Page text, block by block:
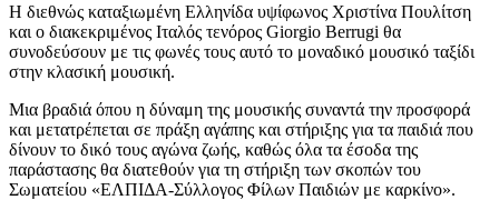
Η διεθνώς καταξιωμένη Ελληνίδα υψίφωνος Χριστίνα Πουλίτση
και ο διακεκριμένος Ιταλός τενόρος Giorgio Berrugi θα
συνοδεύσουν με τις φωνές τους αυτό το μοναδικό μουσικό ταξίδι
στην κλασική μουσική.
Μια βραδιά όπου η δύναμη της μουσικής συναντά την προσφορά
και μετατρέπεται σε πράξη αγάπης και στήριξης για τα παιδιά που
δίνουν το δικό τους αγώνα ζωής, καθώς όλα τα έσοδα της
παράστασης θα διατεθούν για τη στήριξη των σκοπών του
Σωματείου «ΕΛΠΙΔΑ-Σύλλογος Φίλων Παιδιών με καρκίνο».